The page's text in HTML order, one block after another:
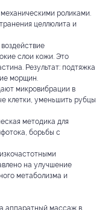
роликами.
целлюлита и
слои кожи. Это
Результат: подтяжка
морщин.
микровибрации в
клетки, уменьшить рубцы
методика для
борьбы с
на улучшение
метаболизма и
аппаратный массаж в